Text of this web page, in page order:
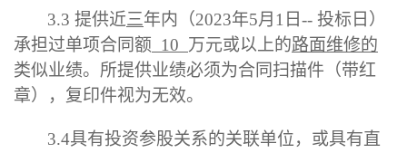
3.3 提供近三年内（2023年5月 1 日-- 投标日 ）
承担过单项合同额 10 万元或以上的路面维修的
类似业绩。 所提供业绩必须为合同扫描件（带红
章），复印件视为无效。
3.4具有投资参股关系的关联单位，或具有直